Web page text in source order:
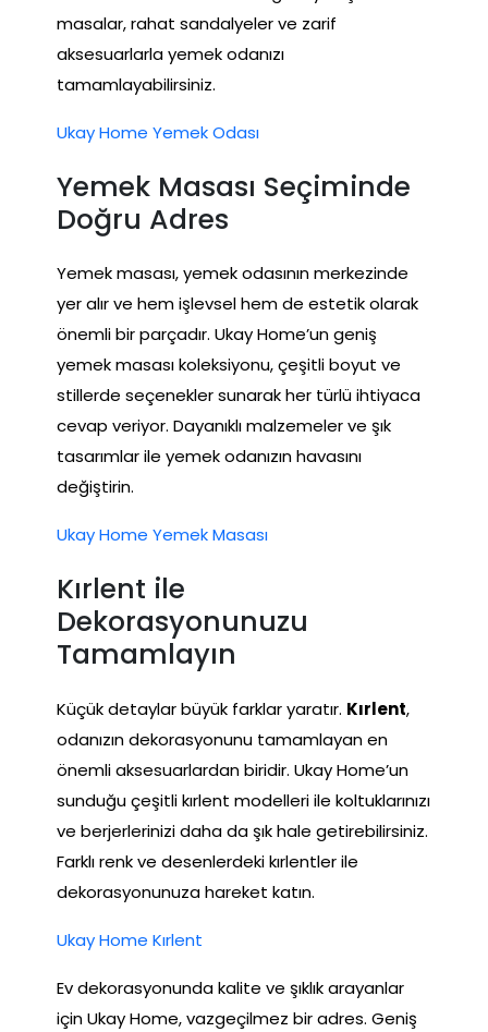
masalar, rahat sandalyeler ve zarif
aksesuarlarla yemek odanızı
tamamlayabilirsiniz.
Ukay Home Yemek Odası
Yemek Masası Seçiminde
Doğru Adres
Yemek masası, yemek odasının merkezinde
yer alır ve hem işlevsel hem de estetik olarak
önemli bir parçadır. Ukay Home’un geniş
yemek masası koleksiyonu, çeşitli boyut ve
stillerde seçenekler sunarak her türlü ihtiyaca
cevap veriyor. Dayanıklı malzemeler ve şık
tasarımlar ile yemek odanızın havasını
değiştirin.
Ukay Home Yemek Masası
Kırlent ile
Dekorasyonunuzu
Tamamlayın
Küçük detaylar büyük farklar yaratır. Kırlent,
odanızın dekorasyonunu tamamlayan en
önemli aksesuarlardan biridir. Ukay Home’un
sunduğu çeşitli kırlent modelleri ile koltuklarınızı
ve berjerlerinizi daha da şık hale getirebilirsiniz.
Farklı renk ve desenlerdeki kırlentler ile
dekorasyonunuza hareket katın.
Ukay Home Kırlent
Ev dekorasyonunda kalite ve şıklık arayanlar
için Ukay Home, vazgeçilmez bir adres. Geniş